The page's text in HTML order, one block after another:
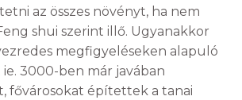
az összes növényt, ha nem
shui szerint illő. Ugyanakkor
megfigyeléseken alapuló
3000-ben már javában
fővárosokat építettek a tanai